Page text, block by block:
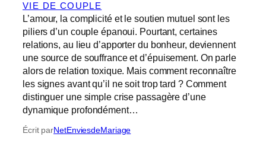
VIE DE COUPLE
L’amour, la complicité et le soutien mutuel sont les
piliers d’un couple épanoui. Pourtant, certaines
relations, au lieu d’apporter du bonheur, deviennent
une source de souffrance et d’épuisement. On parle
alors de relation toxique. Mais comment reconnaître
les signes avant qu’il ne soit trop tard ? Comment
distinguer une simple crise passagère d’une
dynamique profondément…
Écrit parNetEnviesdeMariage